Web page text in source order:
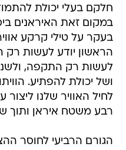
חלקם בעלי יכולת
במקום זאת האיראנים
בעקר על טילי קרקע
הראשון יודע לעשות רק
לעשות רק התקפה,
ושל יכולת להפתיע.
לחיל האוויר שלנו ליצור
רבע משטח איראן ותוך
הגורם הרביעי לחוסר